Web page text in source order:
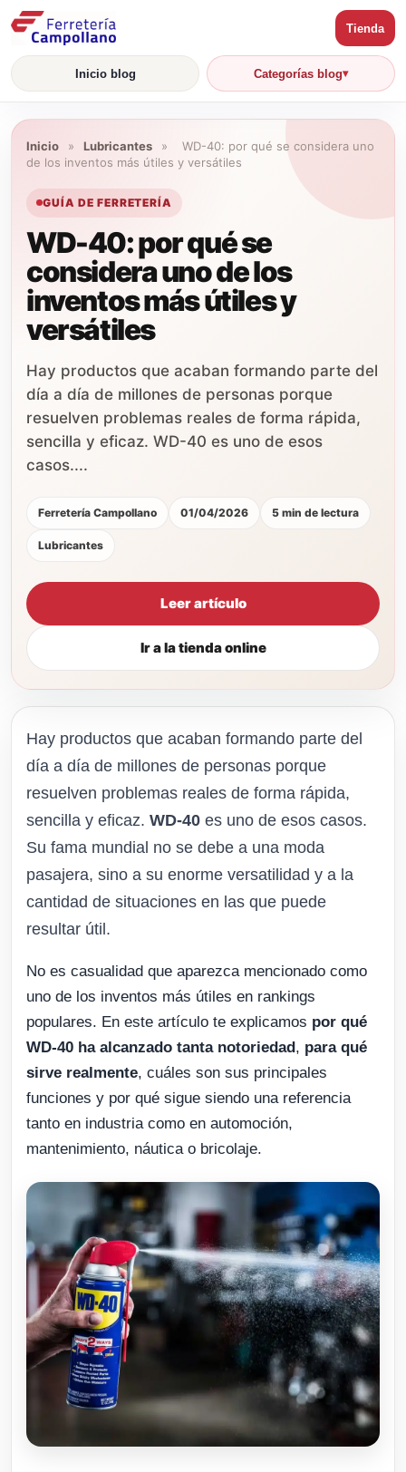
Inicio blog Categorías blog
Tienda
Inicio » Lubricantes »
WD-40: por qué se considera uno
de los inventos más útiles y versátiles
GUÍA DE FERRETERÍA
WD-40: por qué se
considera uno de los
inventos más útiles y
versátiles
Hay productos que acaban formando parte del
día a día de millones de personas porque
resuelven problemas reales de forma rápida,
sencilla y eficaz. WD-40 es uno de esos
casos....
Ferretería Campollano 01/04/2026 5 min de lectura
Lubricantes
Leer artículo
Ir a la tienda online
Hay productos que acaban formando parte del
día a día de millones de personas porque
resuelven problemas reales de forma rápida,
sencilla y eficaz. WD-40 es uno de esos casos.
Su fama mundial no se debe a una moda
pasajera, sino a su enorme versatilidad y a la
cantidad de situaciones en las que puede
resultar útil.
No es casualidad que aparezca mencionado como
uno de los inventos más útiles en rankings
populares. En este artículo te explicamos por qué
WD-40 ha alcanzado tanta notoriedad, para qué
sirve realmente, cuáles son sus principales
funciones y por qué sigue siendo una referencia
tanto en industria como en automoción,
mantenimiento, náutica o bricolaje.